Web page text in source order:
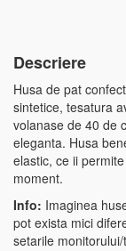
Descriere
Husa de pat
sintetice, tesatura
volanase de 40 de
eleganta. Husa
elastic, ce ii
moment.
Info: Imaginea
pot exista mici
setarile